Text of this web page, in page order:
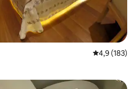
Prosječna
4,9 (183)